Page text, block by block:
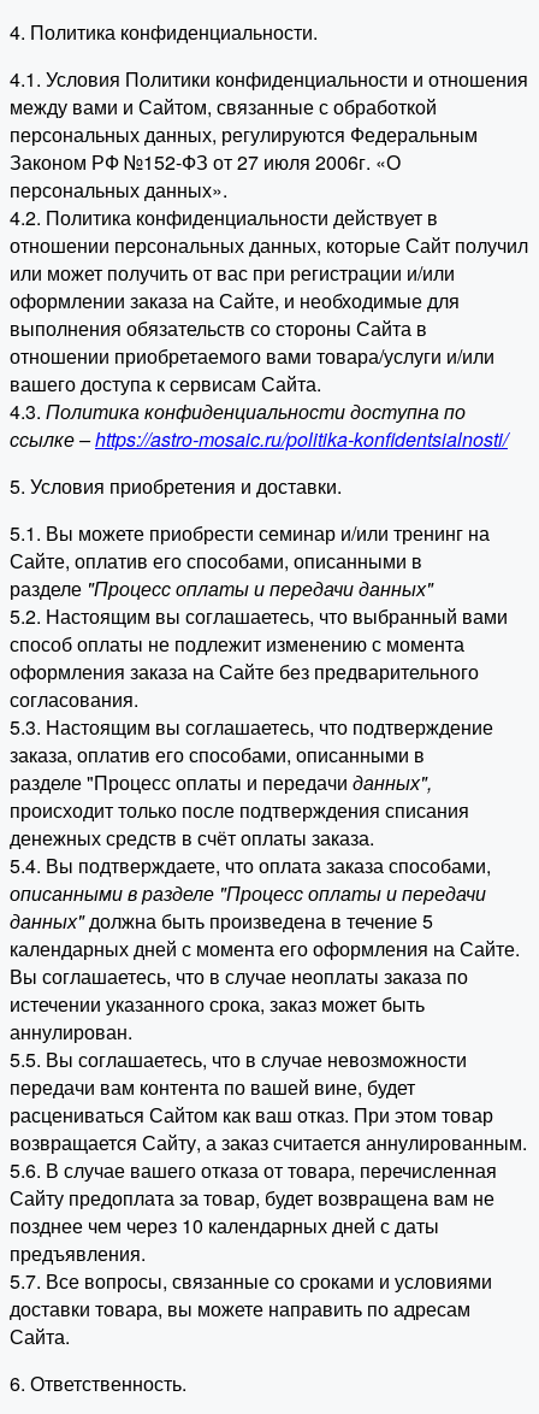
4. Политика конфиденциальности.
4.1. Условия Политики конфиденциальности и отношения
между вами и Сайтом, связанные с обработкой
персональных данных, регулируются Федеральным
Законом РФ №152-ФЗ от 27 июля 2006г. «О
персональных данных».
4.2. Политика конфиденциальности действует в
отношении персональных данных, которые Сайт получил
или может получить от вас при регистрации и/или
оформлении заказа на Сайте, и необходимые для
выполнения обязательств со стороны Сайта в
отношении приобретаемого вами товара/услуги и/или
вашего доступа к сервисам Сайта.
4.3. Политика конфиденциальности доступна по
ссылке –https://astro-mosaic.ru/politika-konfidentsialnosti/
5. Условия приобретения и доставки.
5.1. Вы можете приобрести семинар и/или тренинг на
Сайте, оплатив его способами, описанными в
разделе "Процесс оплаты и передачи данных"
5.2. Настоящим вы соглашаетесь, что выбранный вами
способ оплаты не подлежит изменению с момента
оформления заказа на Сайте без предварительного
согласования.
5.3. Настоящим вы соглашаетесь, что подтверждение
заказа, оплатив его способами, описанными в
разделе "Процесс оплаты и передачи данных",
происходит только после подтверждения списания
денежных средств в счёт оплаты заказа.
5.4. Вы подтверждаете, что оплата заказа способами,
описанными в разделе "Процесс оплаты и передачи
данных"должна быть произведена в течение 5
календарных дней с момента его оформления на Сайте.
Вы соглашаетесь, что в случае неоплаты заказа по
истечении указанного срока, заказ может быть
аннулирован.
5.5. Вы соглашаетесь, что в случае невозможности
передачи вам контента по вашей вине, будет
расцениваться Сайтом как ваш отказ. При этом товар
возвращается Сайту, а заказ считается аннулированным.
5.6. В случае вашего отказа от товара, перечисленная
Сайту предоплата за товар, будет возвращена вам не
позднее чем через 10 календарных дней с даты
предъявления.
5.7. Все вопросы, связанные со сроками и условиями
доставки товара, вы можете направить по адресам
Сайта.
6. Ответственность.